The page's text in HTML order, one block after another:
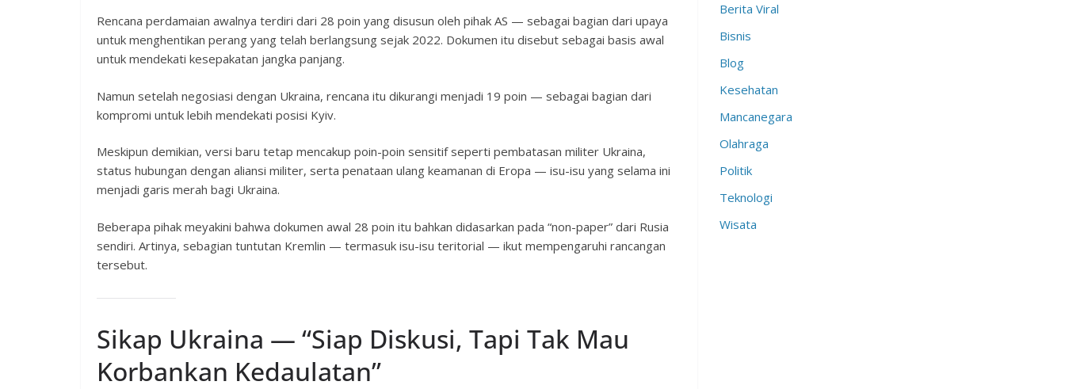
Rencana perdamaian awalnya terdiri dari 28 poin yang disusun oleh pihak AS — sebagai bagian dari upaya
untuk menghentikan perang yang telah berlangsung sejak 2022. Dokumen itu disebut sebagai basis awal
untuk mendekati kesepakatan jangka panjang.
Namun setelah negosiasi dengan Ukraina, rencana itu dikurangi menjadi 19 poin — sebagai bagian dari
kompromi untuk lebih mendekati posisi Kyiv.
Meskipun demikian, versi baru tetap mencakup poin-poin sensitif seperti pembatasan militer Ukraina,
status hubungan dengan aliansi militer, serta penataan ulang keamanan di Eropa — isu-isu yang selama ini
menjadi garis merah bagi Ukraina.
Beberapa pihak meyakini bahwa dokumen awal 28 poin itu bahkan didasarkan pada “non-paper” dari Rusia
sendiri. Artinya, sebagian tuntutan Kremlin — termasuk isu-isu teritorial — ikut mempengaruhi rancangan
tersebut.
Sikap Ukraina — “Siap Diskusi, Tapi Tak Mau
Korbankan Kedaulatan”
Berita Viral
Bisnis
Blog
Kesehatan
Mancanegara
Olahraga
Politik
Teknologi
Wisata